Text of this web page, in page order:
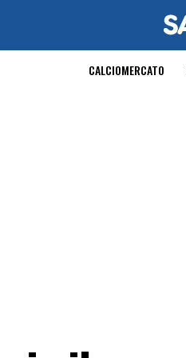
CALCIOMERCATO